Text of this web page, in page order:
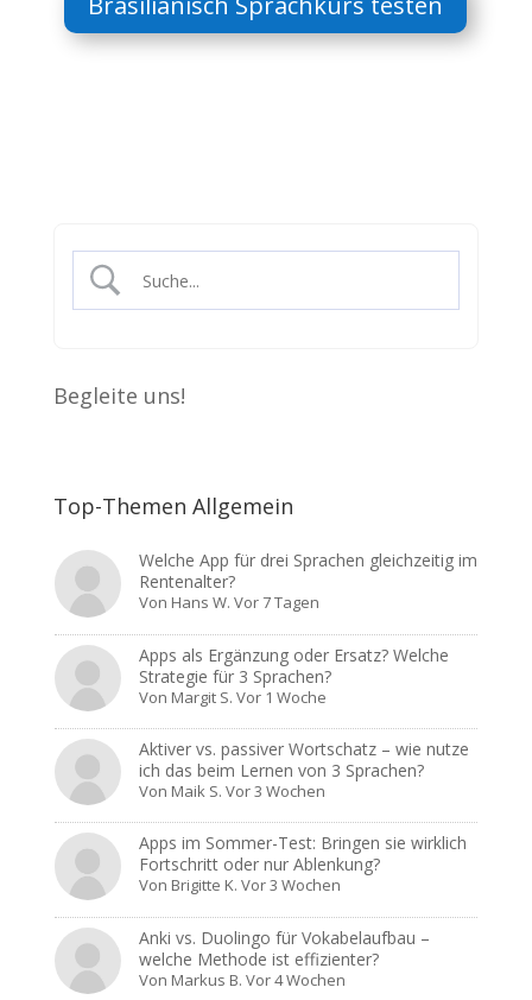
Begleite uns!
Top-Themen Allgemein
Welche App für drei Sprachen gleichzeitig im
Rentenalter?
Von Hans W. Vor 7 Tagen
Apps als Ergänzung oder Ersatz? Welche
Strategie für 3 Sprachen?
Von Margit S. Vor 1 Woche
Aktiver vs. passiver Wortschatz – wie nutze
ich das beim Lernen von 3 Sprachen?
Von Maik S. Vor 3 Wochen
Apps im Sommer-Test: Bringen sie wirklich
Fortschritt oder nur Ablenkung?
Von Brigitte K. Vor 3 Wochen
Anki vs. Duolingo für Vokabelaufbau –
welche Methode ist effizienter?
Von Markus B. Vor 4 Wochen